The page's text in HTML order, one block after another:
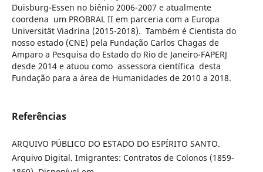
Duisburg-Essen no biênio 2006-2007 e atualmente
coordena um PROBRAL II em parceria com a Europa
Universität Viadrina (2015-2018). Também é Cientista do
nosso estado (CNE) pela Fundação Carlos Chagas de
Amparo a Pesquisa do Estado do Rio de Janeiro-FAPERJ
desde 2014 e atuou como assessora científica desta
Fundação para a área de Humanidades de 2010 a 2018.
Referências
ARQUIVO PÚBLICO DO ESTADO DO ESPÍRITO SANTO.
Arquivo Digital. Imigrantes: Contratos de Colonos (1859-